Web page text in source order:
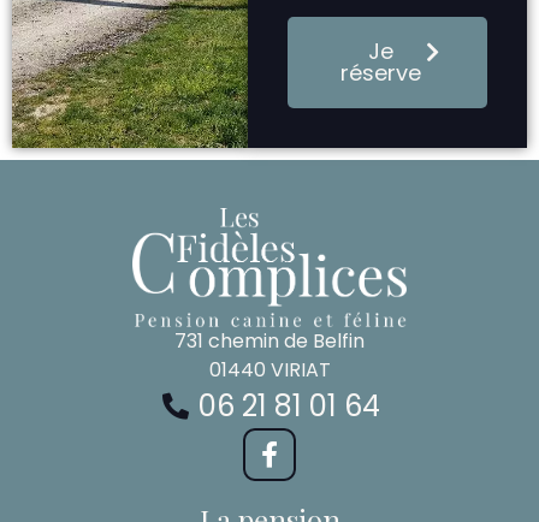
Je
réserve
731 chemin de Belfin
01440 VIRIAT
06 21 81 01 64